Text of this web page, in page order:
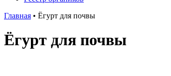
Главная • Ёгурт для почвы
Ёгурт для почвы